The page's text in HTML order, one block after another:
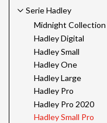
Serie Hadley
Midnight Collection
Hadley Digital
Hadley Small
Hadley One
Hadley Large
Hadley Pro
Hadley Pro 2020
Hadley Small Pro